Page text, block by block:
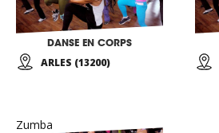
DANSE EN CORPS
ARLES (13200)
Zumba